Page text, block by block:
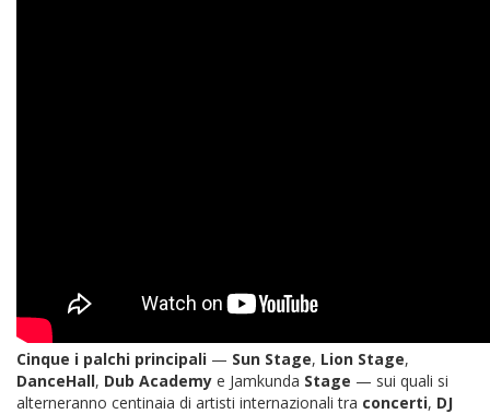
Cinque i palchi principali — Sun Stage, Lion Stage,
DanceHall, Dub Academy e Jamkunda Stage — sui quali si
alterneranno centinaia di artisti internazionali tra concerti, DJ